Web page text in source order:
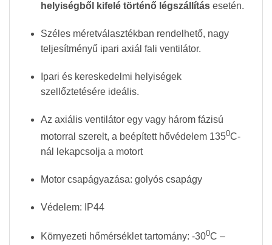
helyiségből kifelé történő légszállításesetén.
Széles méretválasztékban rendelhető, nagy
teljesítményű ipari axiál fali ventilátor.
Ipari és kereskedelmi helyiségek
szellőztetésére ideális.
Az axiális ventilátor egy vagy három fázisú
motorral szerelt, a beépített hővédelem 1350C-
nál lekapcsolja a motort
Motor csapágyazása: golyós csapágy
Védelem: IP44
Környezeti hőmérséklet tartomány: -300C –